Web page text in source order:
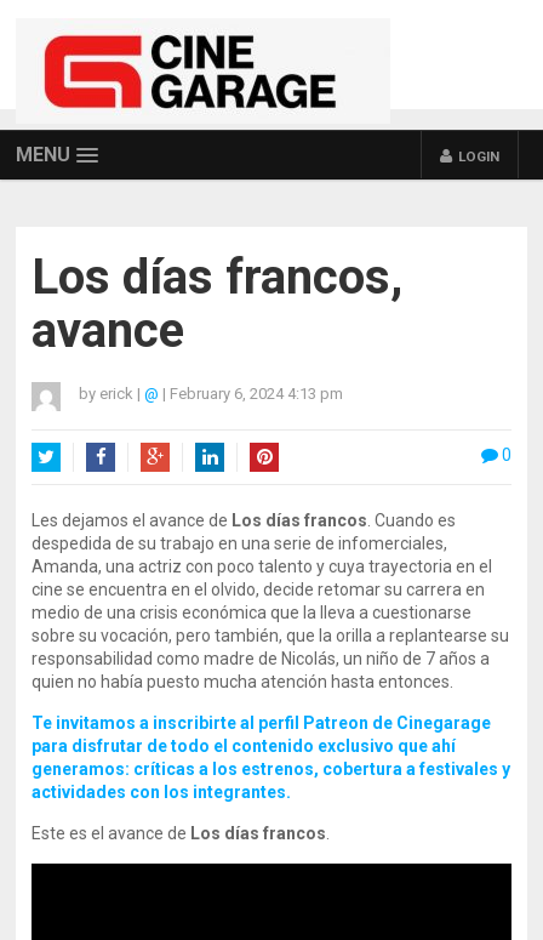
MENU LOGIN
Los días francos,
avance
by erick | @ | February 6, 2024 4:13 pm
0
Les dejamos el avance de Los días francos . Cuando es
despedida de su trabajo en una serie de infomerciales,
Amanda, una actriz con poco talento y cuya trayectoria en el
cine se encuentra en el olvido, decide retomar su carrera en
medio de una crisis económica que la lleva a cuestionarse
sobre su vocación, pero también, que la orilla a replantearse su
responsabilidad como madre de Nicolás, un niño de 7 años a
quien no había puesto mucha atención hasta entonces.
Te invitamos a inscribirte al perfil Patreon de Cinegarage
para disfrutar de todo el contenido exclusivo que ahí
generamos: críticas a los estrenos, cobertura a festivales y
actividades con los integrantes.
Este es el avance de Los días francos